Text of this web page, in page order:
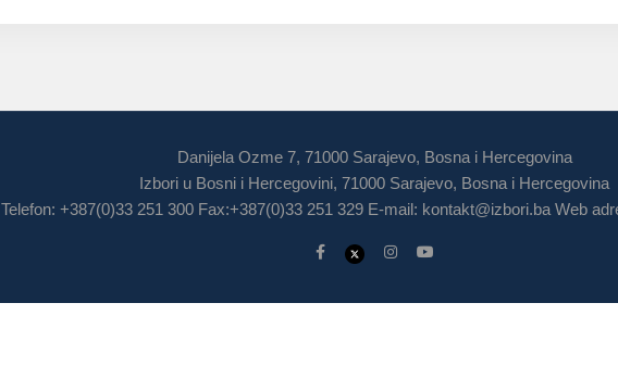
Danijela Ozme 7, 71000 Sarajevo, Bosna i Hercegovina
Izbori u Bosni i Hercegovini, 71000 Sarajevo, Bosna i Hercegovina
Telefon: +387(0)33 251 300 Fax:+387(0)33 251 329 E-mail: kontakt@izbori.baWeb